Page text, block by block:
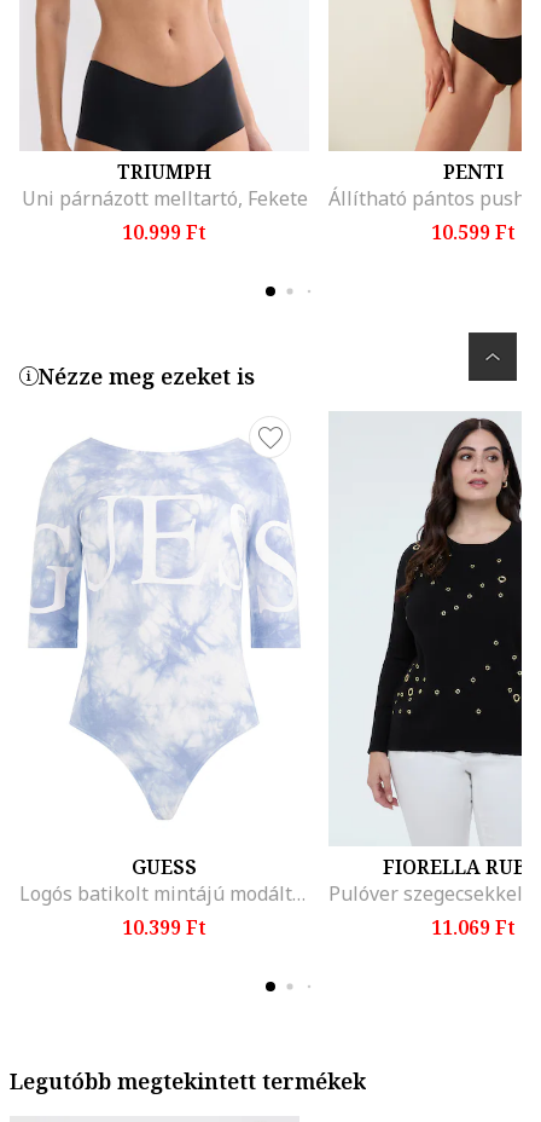
TRIUMPH
Uni párnázott melltartó, Fekete
10.999 Ft
PENTI
10.599 Ft
Nézze meg ezeket is
GUESS
Logós batikolt mintájú modáltartalmú body
10.399 Ft
FIORELLA
11.069 Ft
Legutóbb megtekintett termékek